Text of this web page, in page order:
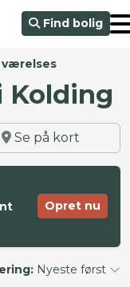
Find bolig
værelses
Kolding
Se på kort
Opret nu
Nyeste først